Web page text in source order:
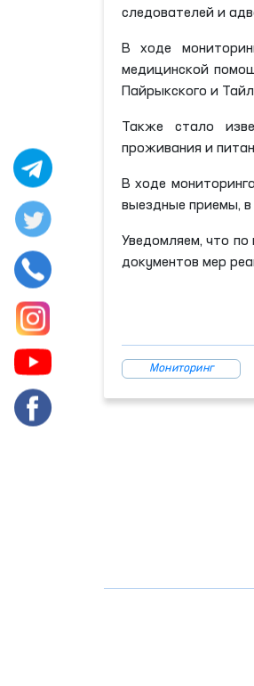
следователей и
В ходе
медицинской
Пайрыкского и
Также стало
проживания и
В ходе
выездные приемы,
Уведомляем, что
документов мер
Мониторинг